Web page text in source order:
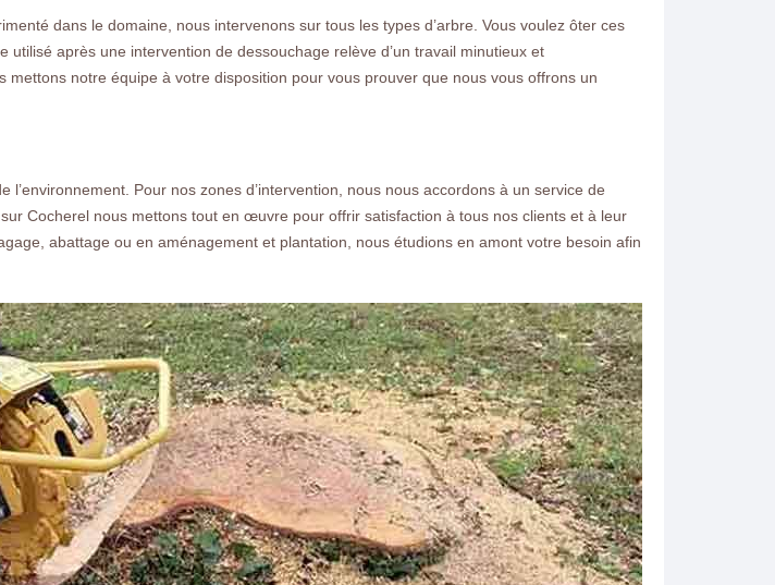
dans le domaine, nous intervenons sur tous les types d’arbre. Vous voulez ôter ces
après une intervention de dessouchage relève d’un travail minutieux et
notre équipe à votre disposition pour vous prouver que nous vous offrons un
Pour nos zones d’intervention, nous nous accordons à un service de
Cocherel nous mettons tout en œuvre pour offrir satisfaction à tous nos clients et à leur
abattage ou en aménagement et plantation, nous étudions en amont votre besoin afin